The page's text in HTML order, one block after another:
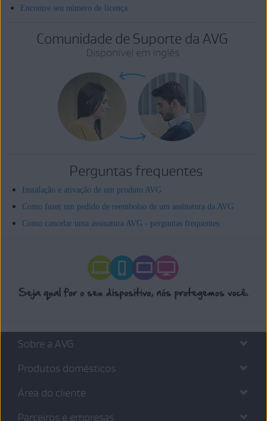
Encontre seu número de licença
Comunidade de Suporte da AVG
Disponível em inglês
Perguntas frequentes
Instalação e ativação de um produto AVG
Como fazer um pedido de reembolso de um assinatura da AVG
Como cancelar uma assinatura AVG - perguntas frequentes
Sobre a AVG
Produtos domésticos
Área do cliente
Parceiros e empresas